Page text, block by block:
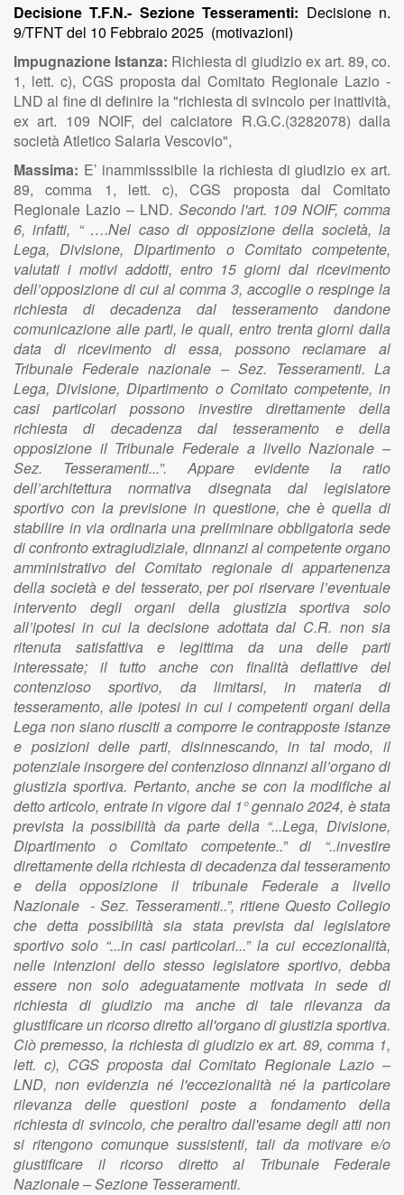
Decisione T.F.N.- Sezione Tesseramenti: Decisione n.
9/TFNT del 10 Febbraio 2025 (motivazioni)
Impugnazione Istanza: Richiesta di giudizio ex art. 89, co.
1, lett. c), CGS proposta dal Comitato Regionale Lazio -
LND al fine di definire la "richiesta di svincolo per inattività,
ex art. 109 NOIF, del calciatore R.G.C.(3282078) dalla
società Atletico Salaria Vescovio",
Massima: E’ inammisssibile la richiesta di giudizio ex art.
89, comma 1, lett. c), CGS proposta dal Comitato
Regionale Lazio – LND. Secondo l'art. 109 NOIF, comma
6, infatti, “ ….Nel caso di opposizione della società, la
Lega, Divisione, Dipartimento o Comitato competente,
valutati i motivi addotti, entro 15 giorni dal ricevimento
dell’opposizione di cui al comma 3, accoglie o respinge la
richiesta di decadenza dal tesseramento dandone
comunicazione alle parti, le quali, entro trenta giorni dalla
data di ricevimento di essa, possono reclamare al
Tribunale Federale nazionale – Sez. Tesseramenti. La
Lega, Divisione, Dipartimento o Comitato competente, in
casi particolari possono investire direttamente della
richiesta di decadenza dal tesseramento e della
opposizione il Tribunale Federale a livello Nazionale –
Sez. Tesseramenti...”. Appare evidente la ratio
dell’architettura normativa disegnata dal legislatore
sportivo con la previsione in questione, che è quella di
stabilire in via ordinaria una preliminare obbligatoria sede
di confronto extragiudiziale, dinnanzi al competente organo
amministrativo del Comitato regionale di appartenenza
della società e del tesserato, per poi riservare l’eventuale
intervento degli organi della giustizia sportiva solo
all’ipotesi in cui la decisione adottata dal C.R. non sia
ritenuta satisfattiva e legittima da una delle parti
interessate; il tutto anche con finalità deflattive del
contenzioso sportivo, da limitarsi, in materia di
tesseramento, alle ipotesi in cui i competenti organi della
Lega non siano riusciti a comporre le contrapposte istanze
e posizioni delle parti, disinnescando, in tal modo, il
potenziale insorgere del contenzioso dinnanzi all’organo di
giustizia sportiva. Pertanto, anche se con la modifiche al
detto articolo, entrate in vigore dal 1° gennaio 2024, è stata
prevista la possibilità da parte della “...Lega, Divisione,
Dipartimento o Comitato competente..” di “..investire
direttamente della richiesta di decadenza dal tesseramento
e della opposizione il tribunale Federale a livello
Nazionale - Sez. Tesseramenti..”, ritiene Questo Collegio
che detta possibilità sia stata prevista dal legislatore
sportivo solo “...in casi particolari...” la cui eccezionalità,
nelle intenzioni dello stesso legislatore sportivo, debba
essere non solo adeguatamente motivata in sede di
richiesta di giudizio ma anche di tale rilevanza da
giustificare un ricorso diretto all'organo di giustizia sportiva.
Ciò premesso, la richiesta di giudizio ex art. 89, comma 1,
lett. c), CGS proposta dal Comitato Regionale Lazio –
LND, non evidenzia né l'eccezionalità né la particolare
rilevanza delle questioni poste a fondamento della
richiesta di svincolo, che peraltro dall'esame degli atti non
si ritengono comunque sussistenti, tali da motivare e/o
giustificare il ricorso diretto al Tribunale Federale
Nazionale – Sezione Tesseramenti.